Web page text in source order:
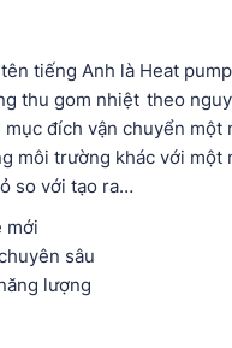
tiếng Anh là Heat
thu gom nhiệt theo
đích vận chuyển một
môi trường khác với một
so với tạo ra…
mới
sâu
lượng